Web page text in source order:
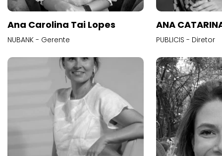
Ana Carolina Tai Lopes
NUBANK - Gerente
ANA
PUBLICIS - Diretor